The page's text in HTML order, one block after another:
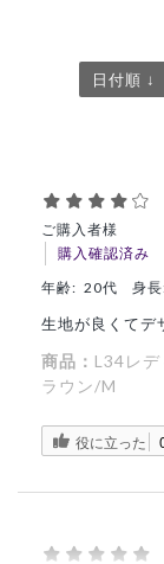
日付順 ↓
ご購入者様
購入確認済み
年齢: 20代 身
生地が良くてデ
商品： L34レ
ラウン/M
役に立った